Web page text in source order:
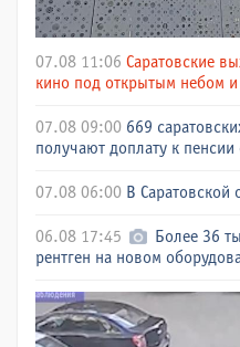
07.08 11:06 Саратовские
кино под открытым небом и
07.08 09:00 669
получают доплату к пенсии
07.08 06:00 В Саратовской
06.08 17:45
Более 36
рентген на новом